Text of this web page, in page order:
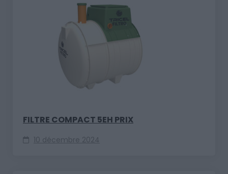
FILTRE COMPACT 5EH PRIX
10 décembre 2024